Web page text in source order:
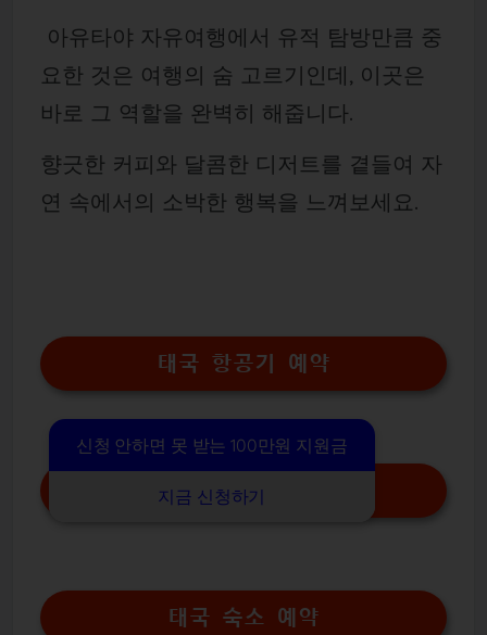
신청 안하면 못 받는 100만원 지원금
지금 신청하기
아유타야 자유여행에서 유적 탐방만큼 중
요한 것은 여행의 숨 고르기인데, 이곳은
바로 그 역할을 완벽히 해줍니다.
향긋한 커피와 달콤한 디저트를 곁들여 자
연 속에서의 소박한 행복을 느껴보세요.
태국 항공기 예약
태국 디지털 도착 카드
태국 숙소 예약